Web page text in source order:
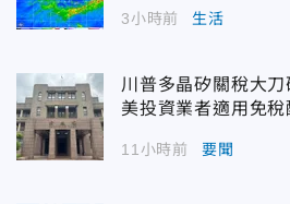
3小時前 生活
川普多晶矽關稅大
美投資業者適用免稅
11小時前 要聞